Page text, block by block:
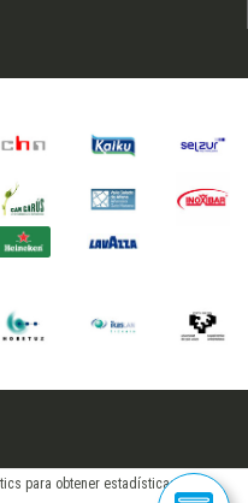
para obtener estadísticas